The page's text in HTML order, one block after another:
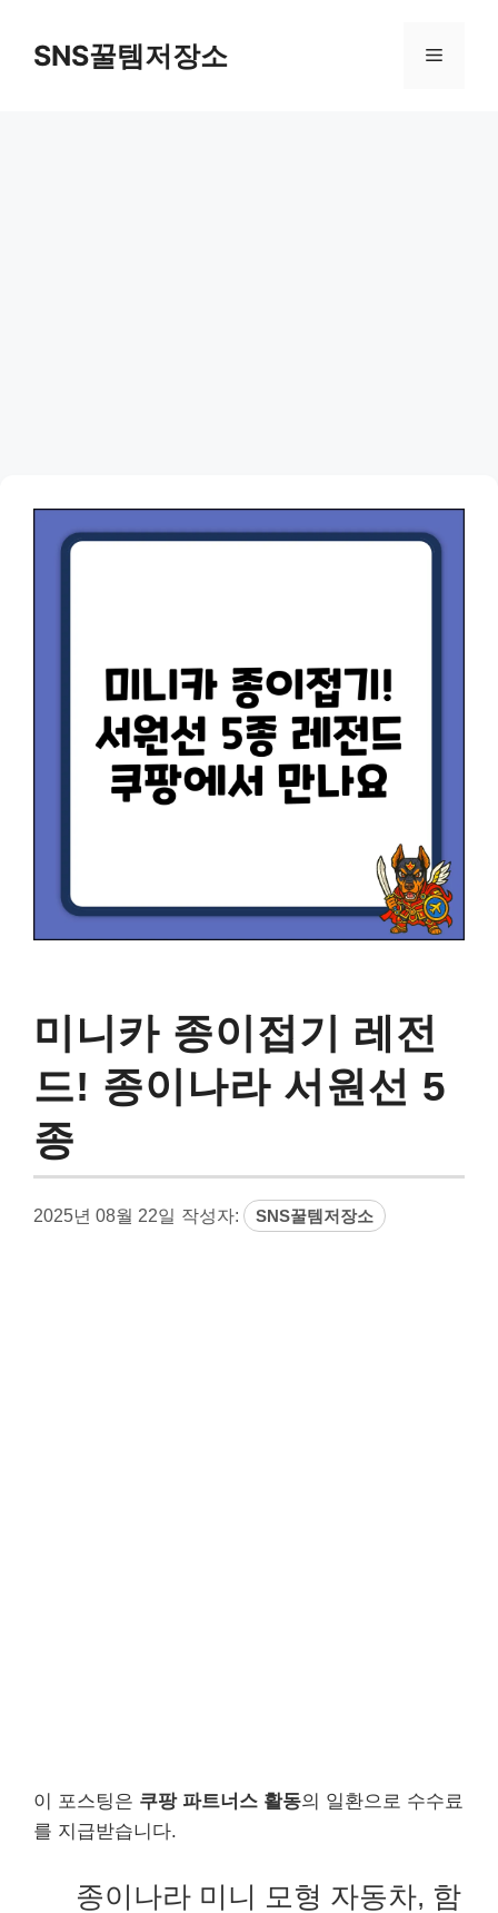
SNS꿀템저장소 메
미니카 종이접기 레전
드! 종이나라 서원선 5
종
2025년 08월 22일 작성자: SNS꿀템저장소
이 포스팅은 쿠팡 파트너스 활동의 일환으로 수수료
를 지급받습니다.
종이나라 미니 모형 자동차, 함